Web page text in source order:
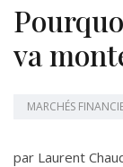
va
MARCHÉS
par Laurent